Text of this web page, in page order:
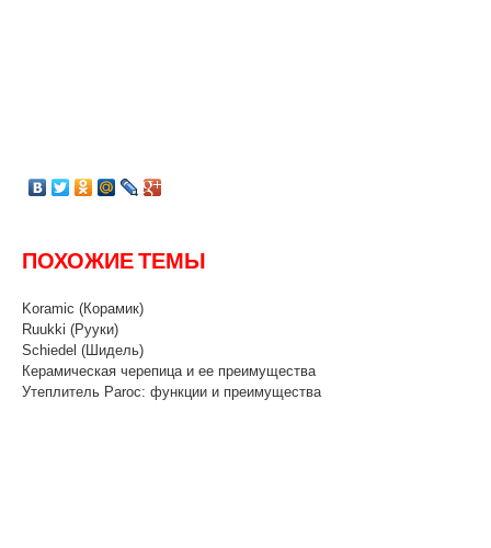
ПОХОЖИЕ ТЕМЫ
Koramic (Корамик)
Ruukki (Рууки)
Schiedel (Шидель)
Керамическая черепица и ее преимущества
Утеплитель Paroc: функции и преимущества